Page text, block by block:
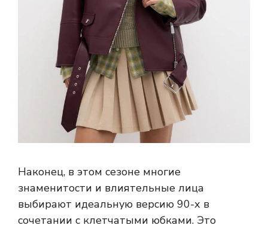
Наконец, в этом сезоне многие
знаменитости и влиятельные лица
выбирают идеальную версию 90-х в
сочетании с клетчатыми юбками. Это